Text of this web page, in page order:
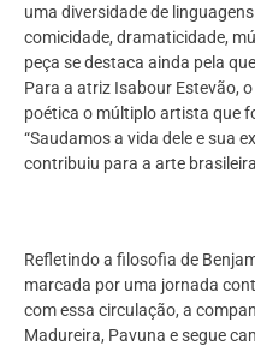
uma diversidade de
comicidade, dramaticidade,
peça se destaca ainda pela
Para a atriz Isabour Estevão,
poética o múltiplo artista que
“Saudamos a vida dele e sua
contribuiu para a arte
Refletindo a filosofia de
marcada por uma jornada
com essa circulação, a
Madureira, Pavuna e segue